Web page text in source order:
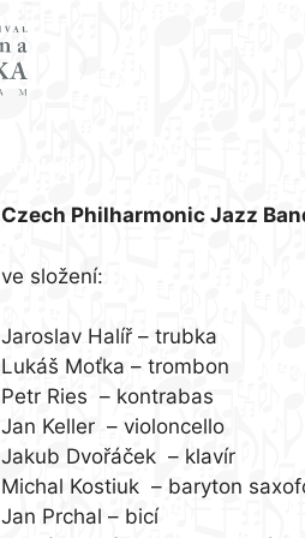
Czech Philharmonic Jazz
ve složení:
Jaroslav Halíř – trubka
Lukáš Moťka – trombon
Petr Ries – kontrabas
Jan Keller – violoncello
Jakub Dvořáček – klavír
Michal Kostiuk – baryton
Jan Prchal – bicí